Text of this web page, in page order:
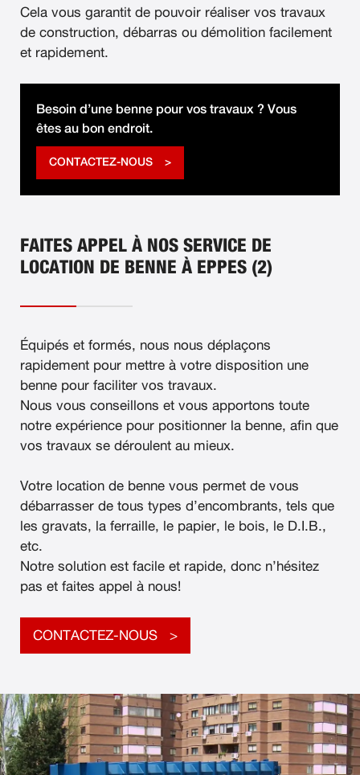
Cela vous garantit de pouvoir réaliser vos travaux
de construction, débarras ou démolition facilement
et rapidement.
Besoin d’une benne pour vos travaux ? Vous
êtes au bon endroit.
CONTACTEZ-NOUS
FAITES APPEL À NOS SERVICE DE
LOCATION DE BENNE À EPPES (2)
Équipés et formés, nous nous déplaçons
rapidement pour mettre à votre disposition une
benne pour faciliter vos travaux.
Nous vous conseillons et vous apportons toute
notre expérience pour positionner la benne, afin que
vos travaux se déroulent au mieux.
Votre location de benne vous permet de vous
débarrasser de tous types d’encombrants, tels que
les gravats, la ferraille, le papier, le bois, le D.I.B.,
etc.
Notre solution est facile et rapide, donc n’hésitez
pas et faites appel à nous!
CONTACTEZ-NOUS